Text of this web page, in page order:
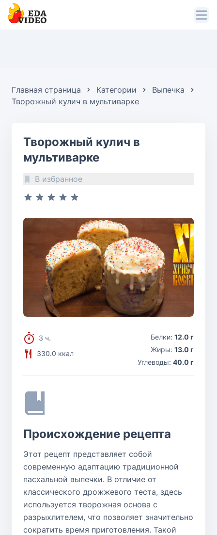
Главная страница Категории
Выпечка
Творожный кулич в мультиварке
Творожный кулич в
мультиварке
В избранное
3 ч.
330.0 ккал
Белки: 12.0 г
Жиры: 13.0 г
Углеводы: 40.0 г
Происхождение рецепта
Этот рецепт представляет собой
современную адаптацию традиционной
пасхальной выпечки. В отличие от
классического дрожжевого теста, здесь
используется творожная основа с
разрыхлителем, что позволяет значительно
сократить время приготовления. Такой